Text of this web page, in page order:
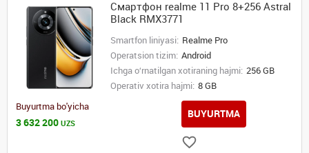
Смартфон realme 11 Pro 8+256 Astral
Black RMX3771
Smartfon liniyasi: Realme Pro
Operatsion tizim: Android
Ichga o‘rnatilgan xotiraning hajmi: 256 GB
Operativ xotira hajmi: 8 GB
Buyurtma bo'yicha
3 632 200 UZS
BUYURTMA